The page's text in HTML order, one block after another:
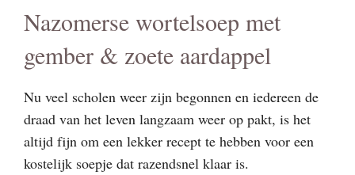
Nazomerse wortelsoep met
gember & zoete aardappel
Nu veel scholen weer zijn begonnen en iedereen de
draad van het leven langzaam weer op pakt, is het
altijd fijn om een lekker recept te hebben voor een
kostelijk soepje dat razendsnel klaar is.